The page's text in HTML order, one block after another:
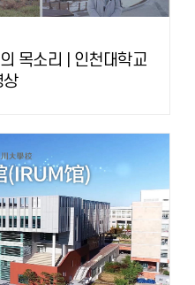
목소리 | 인천대학교
상